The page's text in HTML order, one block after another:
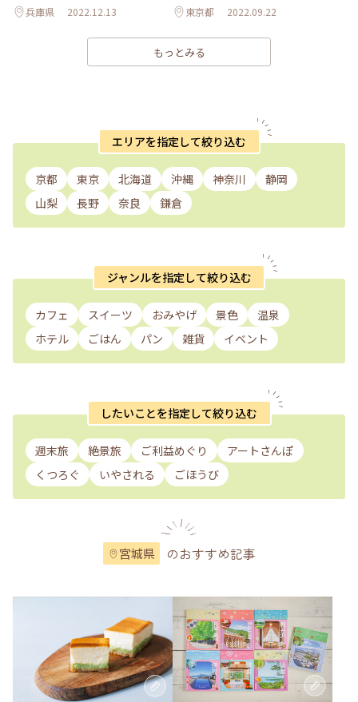
兵庫県 2022.12.13 東京都 2022.09.22
もっとみる
エリアを指定して絞り込む
京都 東京 北海道 沖縄 神奈川
静岡
山梨
長野 奈良 鎌倉
ジャンルを指定して絞り込む
カフェ スイーツ おみやげ 景色
温泉
ホテル
ごはん パン 雑貨 イベント
したいことを指定して絞り込む
週末旅 絶景旅 ご利益めぐり
アートさんぽ
くつろぐ
いやされる ごほうび
宮城県 のおすすめ記事